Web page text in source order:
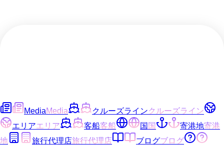
MediaMedia クルーズラインクルーズライン
エリアエリア 客船客船 国国 寄港地寄港
地
旅行代理店旅行代理店 ブログブログ